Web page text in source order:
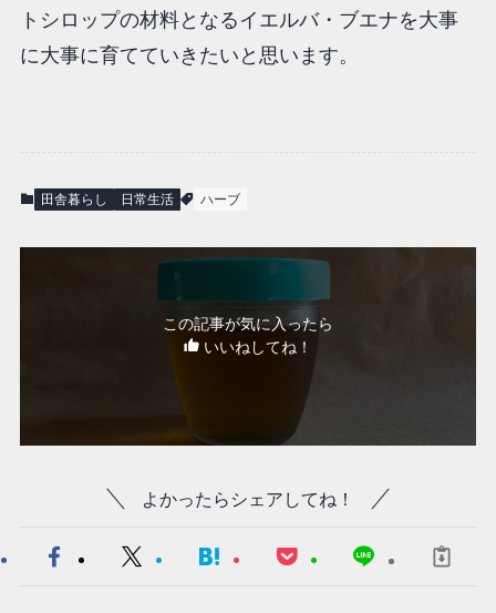
トシロップの材料となるイエルバ・ブエナを大事
に大事に育てていきたいと思います。
田舎暮らし 日常生活 ハーブ
この記事が気に入ったら
いいねしてね！
よかったらシェアしてね！